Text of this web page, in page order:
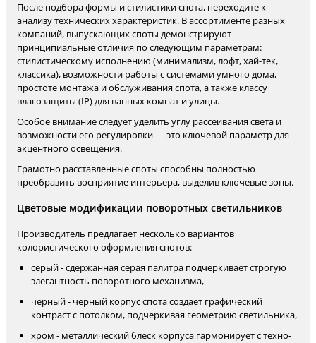
После подбора формы и стилистики спота, переходите к
анализу технических характеристик. В ассортименте разных
компаний, выпускающих споты демонстрируют
принципиальные отличия по следующим параметрам:
стилистическому исполнению (минимализм, лофт, хай-тек,
классика), возможности работы с системами умного дома,
простоте монтажа и обслуживания спота, а также классу
влагозащиты (IP) для ванных комнат и улицы.
Особое внимание следует уделить углу рассеивания света и
возможности его регулировки — это ключевой параметр для
акцентного освещения.
Грамотно расставленные споты способны полностью
преобразить восприятие интерьера, выделив ключевые зоны.
Цветовые модификации поворотных светильников
Производитель предлагает несколько вариантов
колористического оформления спотов:
серый - сдержанная серая палитра подчеркивает строгую
элегантность поворотного механизма,
черный - черный корпус спота создает графический
контраст с потолком, подчеркивая геометрию светильника,
хром - металлический блеск корпуса гармонирует с техно-